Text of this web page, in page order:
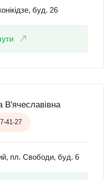
буд. 26
В'ячеславівна
41-27
пл. Свободи, буд. 6